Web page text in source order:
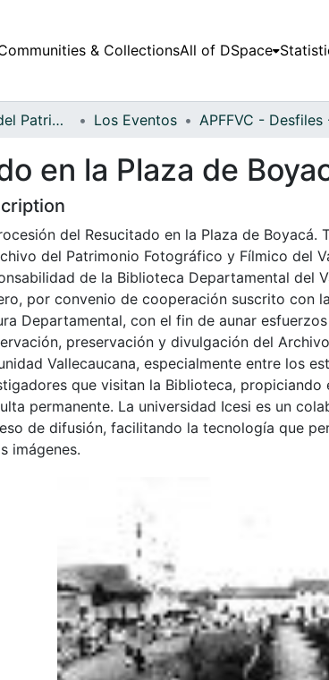
& CollectionsAll of DSpace
Fondo Archivo del Patrimonio Fotográfico y Fílmico del Valle del Cauca Los Eventos
en la Plaza de
del Resucitado en la Plaza de Boyacá.
del Patrimonio Fotográfico y Fílmico del
de la Biblioteca Departamental del
por convenio de cooperación suscrito con
Departamental, con el fin de aunar
preservación y divulgación del
Vallecaucana, especialmente entre los
que visitan la Biblioteca, propiciando
permanente. La universidad Icesi es un
de difusión, facilitando la tecnología que
imágenes.